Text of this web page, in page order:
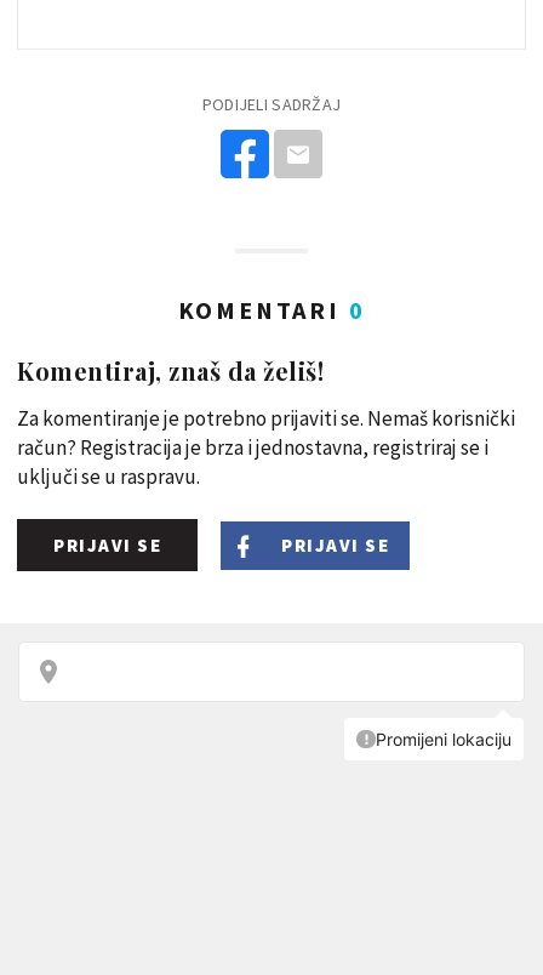
PODIJELI SADRŽAJ
KOMENTARI 0
Komentiraj, znaš da želiš!
Za komentiranje je potrebno prijaviti se. Nemaš korisnički
račun? Registracija je brza i jednostavna, registriraj se i
uključi se u raspravu.
PRIJAVI SE PRIJAVI SE